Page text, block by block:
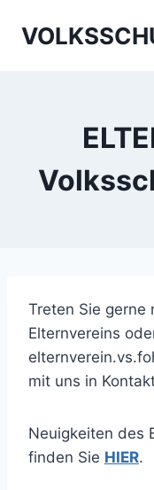
Treten Sie gerne
Elternvereins
mit uns in
Neuigkeiten des
finden Sie HIER.